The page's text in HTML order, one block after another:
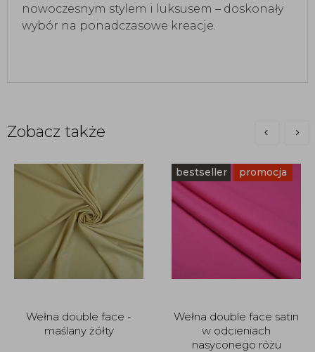
nowoczesnym stylem i luksusem – doskonały
wybór na ponadczasowe kreacje.
Zobacz także
Wełna double face -
maślany żółty
bestseller promocja
Wełna double face satin
w odcieniach
nasyconego różu